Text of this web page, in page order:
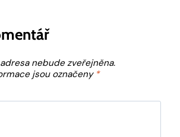
nebude zveřejněna.
jsou označeny *